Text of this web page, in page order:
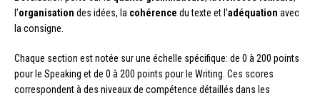
l’organisation des idées, la cohérence du texte et l’adéquation avec
la consigne.
Chaque section est notée sur une échelle spécifique: de 0 à 200 points
pour le Speaking et de 0 à 200 points pour le Writing. Ces scores
correspondent à des niveaux de compétence détaillés dans les